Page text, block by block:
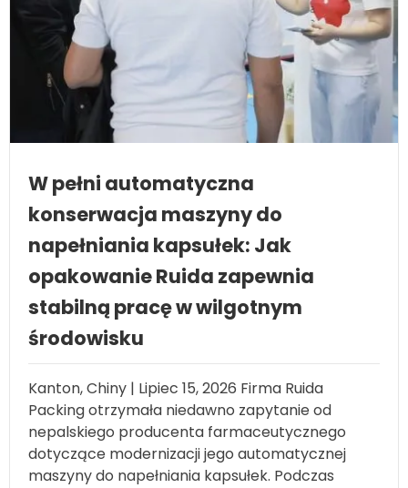
konserwacja maszyny do
napełniania kapsułek: Jak
opakowanie Ruida zapewnia
stabilną pracę w wilgotnym
środowisku
Kanton, Chiny | Lipiec 15, 2026 Firma Ruida
Packing otrzymała niedawno zapytanie od
nepalskiego producenta farmaceutycznego
dotyczące modernizacji jego automatycznej
maszyny do napełniania kapsułek. Podczas
komunikacji, klient udostępnił...